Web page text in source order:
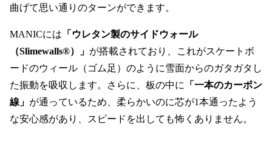
曲げて思い通りのターンができます。
MANICには 「ウレタン製のサイドウォール
（Slimewalls®）」 が搭載されており、これがスケートボ
ードのウィール（ゴム足）のように雪面からのガタガタし
た振動を吸収します。さらに、板の中に
「一本のカーボン
線」 が通っているため、柔らかいのに芯が1本通ったよう
な安心感があり、スピードを出しても怖くありません。